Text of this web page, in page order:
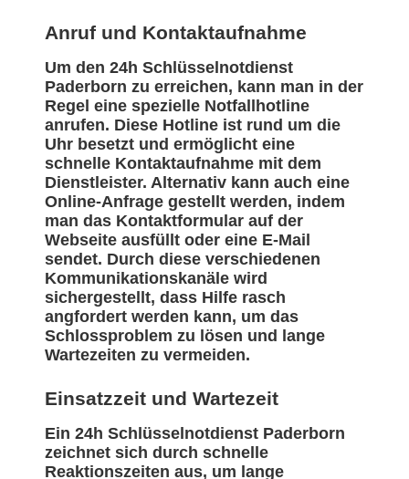
Anruf und Kontaktaufnahme
Um den 24h Schlüsselnotdienst
Paderborn zu erreichen, kann man in der
Regel eine spezielle Notfallhotline
anrufen. Diese Hotline ist rund um die
Uhr besetzt und ermöglicht eine
schnelle Kontaktaufnahme mit dem
Dienstleister. Alternativ kann auch eine
Online-Anfrage gestellt werden, indem
man das Kontaktformular auf der
Webseite ausfüllt oder eine E-Mail
sendet. Durch diese verschiedenen
Kommunikationskanäle wird
sichergestellt, dass Hilfe rasch
angfordert werden kann, um das
Schlossproblem zu lösen und lange
Wartezeiten zu vermeiden.
Einsatzzeit und Wartezeit
Ein 24h Schlüsselnotdienst Paderborn
zeichnet sich durch schnelle
Reaktionszeiten aus, um lange